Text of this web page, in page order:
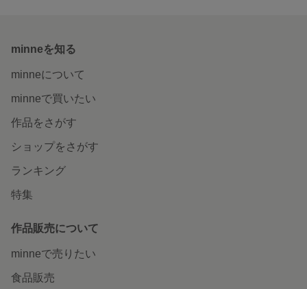
minneを知る
minneについて
minneで買いたい
作品をさがす
ショップをさがす
ランキング
特集
作品販売について
minneで売りたい
食品販売